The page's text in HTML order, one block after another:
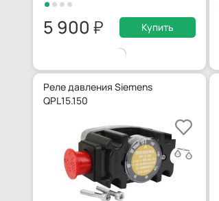
5 900 Купить
Реле давления Siemens
QPL15.150